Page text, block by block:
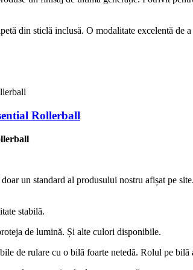
din sticlă inclusă. O modalitate excelentă de
Rollerball
un standard al produsului nostru afișat pe
stabilă.
de lumină. Și alte culori disponibile.
de rulare cu o bilă foarte netedă. Rolul pe